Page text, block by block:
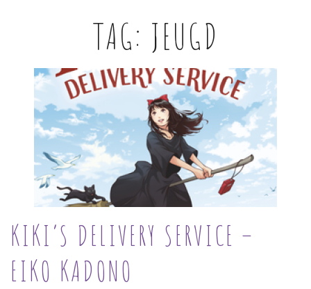
TAG: JEUGD
KIKI’S DELIVERY SERVICE –
EIKO KADONO